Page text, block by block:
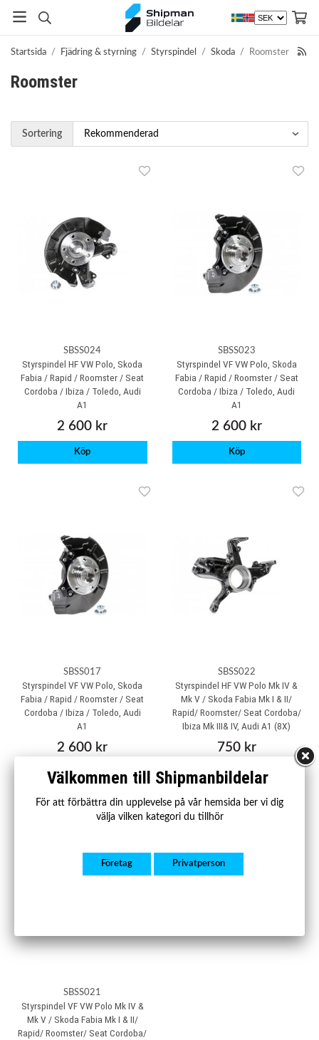
Startsida / Fjädring & styrning / Styrspindel / Skoda / Roomster
Roomster
Sortering
SBSS024
Styrspindel HF VW Polo, Skoda
Fabia / Rapid / Roomster / Seat
Cordoba / Ibiza / Toledo, Audi
A1
2 600 kr
Köp
SBSS023
Styrspindel VF VW Polo, Skoda
Fabia / Rapid / Roomster / Seat
Cordoba / Ibiza / Toledo, Audi
A1
2 600 kr
Köp
SBSS017
Styrspindel VF VW Polo, Skoda
Fabia / Rapid / Roomster / Seat
Cordoba / Ibiza / Toledo, Audi
A1
2 600 kr
Köp
SBSS022
Styrspindel HF VW Polo Mk IV &
Mk V / Skoda Fabia Mk I & II/
Rapid/ Roomster/ Seat Cordoba/
Ibiza Mk III& IV, Audi A1 (8X)
750 kr
Köp
SBSS021
Styrspindel VF VW Polo Mk IV &
Mk V / Skoda Fabia Mk I & II/
Rapid/ Roomster/ Seat Cordoba/
Välkommen till Shipmanbildelar
För att förbättra din upplevelse på vår hemsida ber vi dig
välja vilken kategori du tillhör
Företag Privatperson